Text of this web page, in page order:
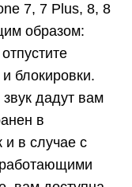
7, 7 Plus, 8, 8
образом:
блокировки.
дадут вам
в
в случае с